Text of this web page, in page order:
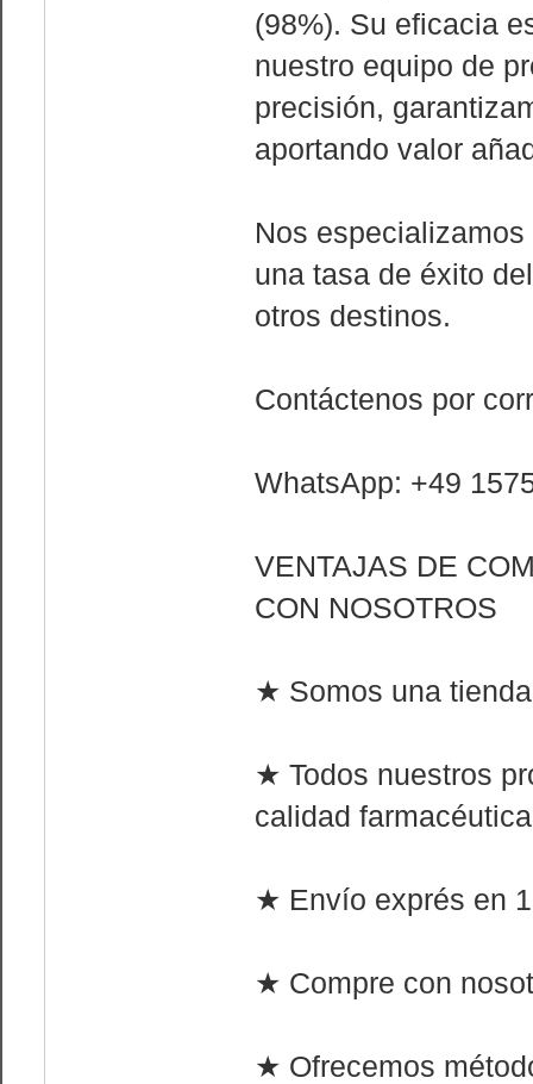
(98%). Su eficacia
nuestro equipo de
precisión,
aportando valor
Nos
una tasa de éxito
otros destinos.
Contáctenos por
WhatsApp: +49
VENTAJAS DE
CON NOSOTROS
★ Somos una
★ Todos nuestros
calidad
★ Envío exprés en
★ Compre con
★ Ofrecemos